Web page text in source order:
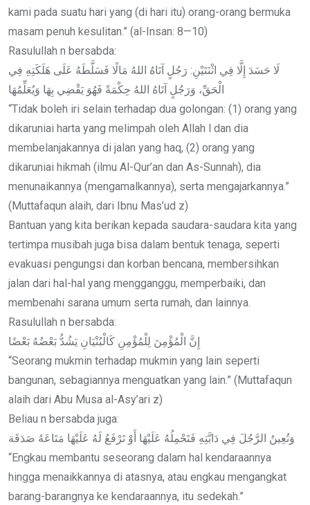
kami pada suatu hari yang (di hari itu) orang-orang bermuka
masam penuh kesulitan.” (al-Insan: 8—10)
Rasulullah n bersabda:
لَا حَسَدَ إِلَّا فِي اثْنَتَيْنِ: رَجُلٍ آتَاهُ اللهُ مَالًا فَسَلَّطَهُ عَلَى هَلَكَتِهِ فِي
الْحَقِّ، وَرَجُلٍ آتَاهُ اللهُ حِكْمَةً فَهُوَ يَقْضِي بِهَا وَيُعَلِّمُهَا
“Tidak boleh iri selain terhadap dua golongan: (1) orang yang
dikaruniai harta yang melimpah oleh Allah l dan dia
membelanjakannya di jalan yang haq, (2) orang yang
dikaruniai hikmah (ilmu Al-Qur’an dan As-Sunnah), dia
menunaikannya (mengamalkannya), serta mengajarkannya.”
(Muttafaqun alaih, dari Ibnu Mas’ud z)
Bantuan yang kita berikan kepada saudara-saudara kita yang
tertimpa musibah juga bisa dalam bentuk tenaga, seperti
evakuasi pengungsi dan korban bencana, membersihkan
jalan dari hal-hal yang mengganggu, memperbaiki, dan
membenahi sarana umum serta rumah, dan lainnya.
Rasulullah n bersabda:
إِنَّ الْمُؤْمِنَ لِلْمُؤْمِنِ كَالْبُنْيَانِ يَشُدُّ بَعْضُهُ بَعْضًا
“Seorang mukmin terhadap mukmin yang lain seperti
bangunan, sebagiannya menguatkan yang lain.” (Muttafaqun
alaih dari Abu Musa al-Asy’ari z)
Beliau n bersabda juga:
وَتُعِينُ الرَّجُلَ فِي دَابَّتِهِ فَتَحْمِلُهُ عَلَيْهَا أَوْ تَرْفَعُ لَهُ عَلَيْهَا مَتَاعَهُ صَدَقَة
“Engkau membantu seseorang dalam hal kendaraannya
hingga menaikkannya di atasnya, atau engkau mengangkat
barang-barangnya ke kendaraannya, itu sedekah.”